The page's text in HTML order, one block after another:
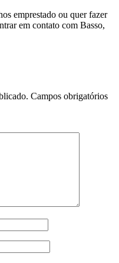
emprestado ou quer fazer
em contato com Basso,
Campos obrigatórios